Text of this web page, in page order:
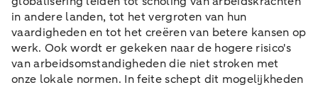
in andere landen, tot het vergroten van hun
vaardigheden en tot het creëren van betere kansen op
werk. Ook wordt er gekeken naar de hogere risico's
van arbeidsomstandigheden die niet stroken met
onze lokale normen. In feite schept dit mogelijkheden